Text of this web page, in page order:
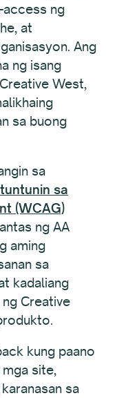
access ng
at
Ang
ng isang
West,
sa buong
sa
sa
(WCAG)
ng AA
aming
sa
kadaliang
Creative
kung paano
mga site,
sa